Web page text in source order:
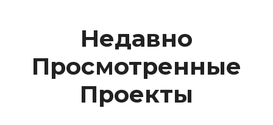
Недавно
Просмотренные
Проекты